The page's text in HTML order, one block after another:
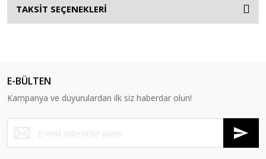
TAKSİT SEÇENEKLERİ
E-BÜLTEN
Kampanya ve duyurulardan ilk siz haberdar olun!